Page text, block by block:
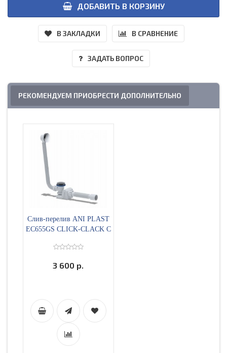
ДОБАВИТЬ В КОРЗИНУ
В ЗАКЛАДКИ В СРАВНЕНИЕ
ЗАДАТЬ ВОПРОС
РЕКОМЕНДУЕМ ПРИОБРЕСТИ ДОПОЛНИТЕЛЬНО
Слив-перелив ANI PLAST
EC655GS CLICK-CLACK С
ПЕРЕЛИВОМ, С ГИБКОЙ
3 600 р.